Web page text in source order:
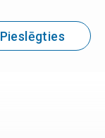
Pieslēgties